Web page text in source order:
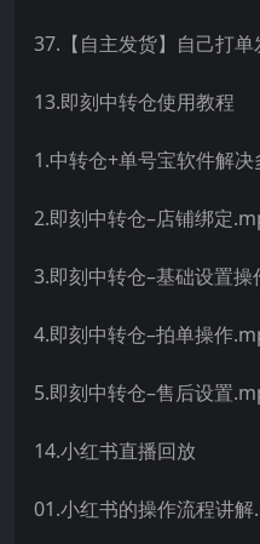
37.【自主发货】自己打
13.即刻中转仓使用教程
1.中转仓+单号宝软件解
2.即刻中转仓–店铺绑定
3.即刻中转仓–基础设置
4.即刻中转仓–拍单操作
5.即刻中转仓–售后设置
14.小红书直播回放
01.小红书的操作流程讲